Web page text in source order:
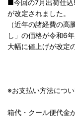
■今回の7月出荷仕込
が改定されました。
（近年の諸経費の
し」の価格が令和6
大幅に値上げが改定
※お支払い方法につ
箱代・クール便代金